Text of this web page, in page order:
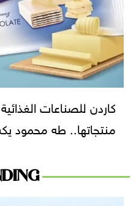
كاردن للصناعات
منتجاتها.. طه محمود